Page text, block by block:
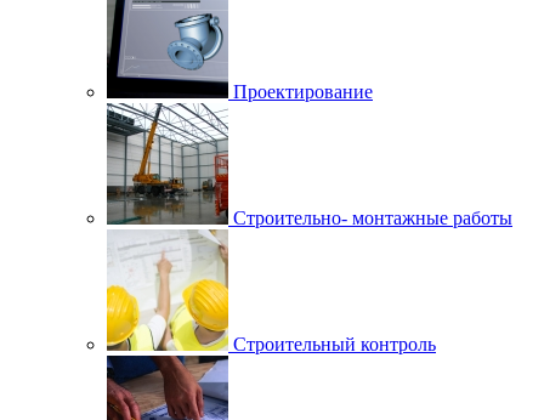
Проектирование
Строительно- монтажные работы
Строительный контроль